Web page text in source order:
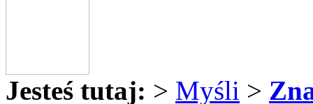
Jesteś tutaj: > Myśli >